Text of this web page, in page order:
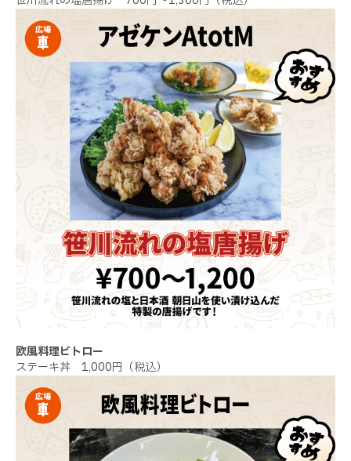
欧風料理ビトロー
ステーキ丼 1,000円（税込）